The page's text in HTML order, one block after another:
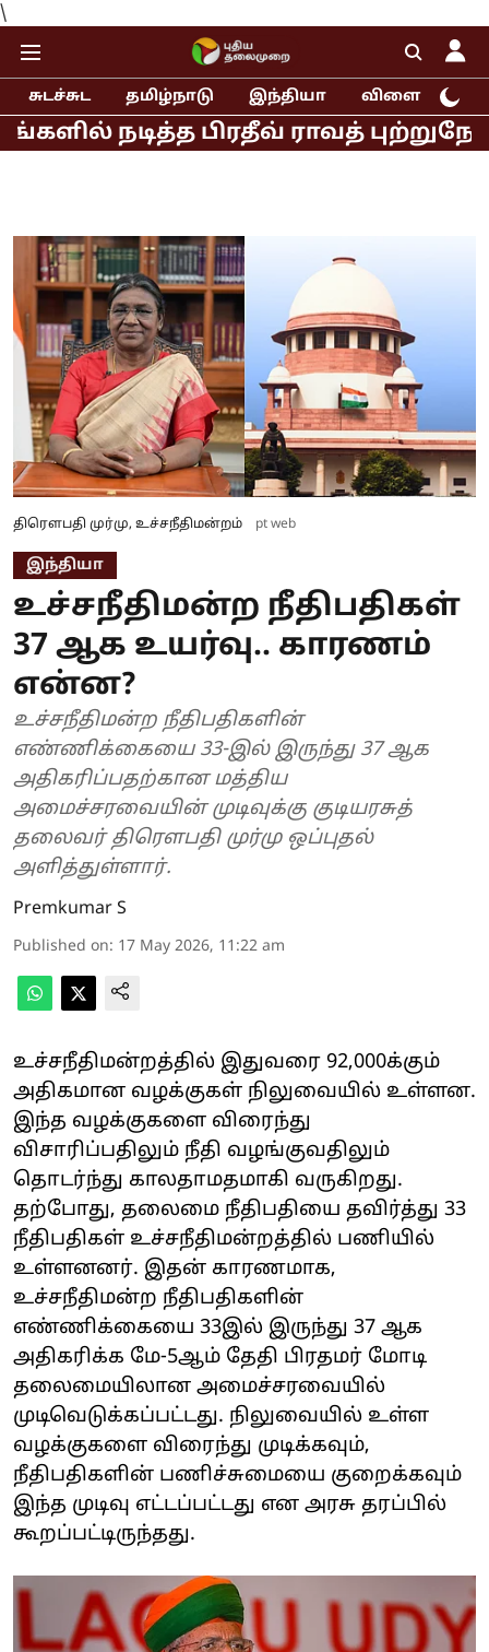
\
சுடச்சுட தமிழ்நாடு இந்தியா விளையாட்டு
பிரதீவ் ராவத் புற்றுநோய்
திரௌபதி முர்மு, உச்சநீதிமன்றம் pt web
இந்தியா
உச்சநீதிமன்ற நீதிபதிகள்
37 ஆக உயர்வு.. காரணம்
என்ன?
உச்சநீதிமன்ற நீதிபதிகளின்
எண்ணிக்கையை 33-இல் இருந்து 37 ஆக
அதிகரிப்பதற்கான மத்திய
அமைச்சரவையின் முடிவுக்கு குடியரசுத்
தலைவர் திரௌபதி முர்மு ஒப்புதல்
அளித்துள்ளார்.
Premkumar S
Published on: 17 May 2026, 11:22 am
உச்சநீதிமன்றத்தில் இதுவரை 92,000க்கும்
அதிகமான வழக்குகள் நிலுவையில் உள்ளன.
இந்த வழக்குகளை விரைந்து
விசாரிப்பதிலும் நீதி வழங்குவதிலும்
தொடர்ந்து காலதாமதமாகி வருகிறது.
தற்போது, தலைமை நீதிபதியை தவிர்த்து 33
நீதிபதிகள் உச்சநீதிமன்றத்தில் பணியில்
உள்ளனனர். இதன் காரணமாக,
உச்சநீதிமன்ற நீதிபதிகளின்
எண்ணிக்கையை 33இல் இருந்து 37 ஆக
அதிகரிக்க மே-5ஆம் தேதி பிரதமர் மோடி
தலைமையிலான அமைச்சரவையில்
முடிவெடுக்கப்பட்டது. நிலுவையில் உள்ள
வழக்குகளை விரைந்து முடிக்கவும்,
நீதிபதிகளின் பணிச்சுமையை குறைக்கவும்
இந்த முடிவு எட்டப்பட்டது என அரசு தரப்பில்
கூறப்பட்டிருந்தது.